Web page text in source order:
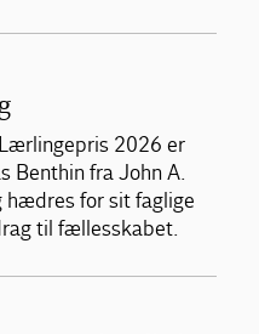
2026 er
Benthin fra John A.
hædres for sit faglige
til fællesskabet.